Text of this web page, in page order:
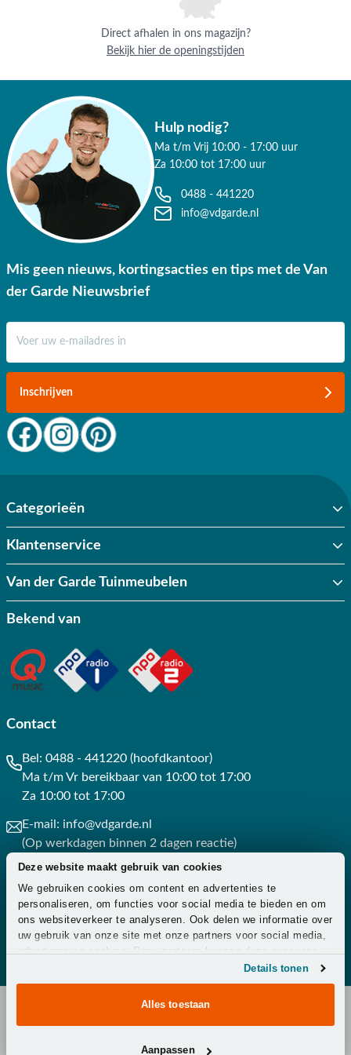
Deze website maakt gebruik van cookies
We gebruiken cookies om content en advertenties te
personaliseren, om functies voor social media te bieden en om
ons websiteverkeer te analyseren. Ook delen we informatie over
uw gebruik van onze site met onze partners voor social media,
adverteren en analyse. Deze partners kunnen deze gegevens
combineren met andere informatie die u aan ze heeft verstrekt
of die ze hebben verzameld op basis van uw gebruik van hun
Details tonen
Alles toestaan
Aanpassen
Direct afhalen in ons magazijn?
Bekijk hier de openingstijden
Hulp nodig?
Ma t/m Vrij 10:00 - 17:00 uur
Za 10:00 tot 17:00 uur
0488 - 441220
info@vdgarde.nl
Mis geen nieuws, kortingsacties en tips met de Van
der Garde Nieuwsbrief
Inschrijven
Categorieën
Klantenservice
Van der Garde Tuinmeubelen
Bekend van
Contact
Bel: 0488 - 441220 (hoofdkantoor)
Ma t/m Vr bereikbaar van 10:00 tot 17:00
Za 10:00 tot 17:00
E-mail: info@vdgarde.nl
(Op werkdagen binnen 2 dagen reactie)
Whatsapp: 0488441220
(Op werkdagen binnen 3 uur reactie)
Copyright © 2026 - Van der Garde Tuinmeubelen -